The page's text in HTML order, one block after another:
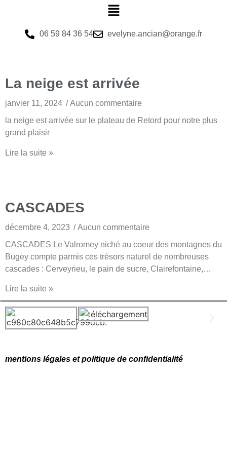
06 59 84 36 54 evelyne.ancian@orange.fr
La neige est arrivée
janvier 11, 2024
Aucun commentaire
la neige est arrivée sur le plateau de Retord pour notre plus
grand plaisir
Lire la suite »
CASCADES
décembre 4, 2023
Aucun commentaire
CASCADES Le Valromey niché au coeur des montagnes du
Bugey compte parmis ces trésors naturel de nombreuses
cascades : Cerveyrieu, le pain de sucre, Clairefontaine,…
Lire la suite »
mentions légales et politique de confidentialité